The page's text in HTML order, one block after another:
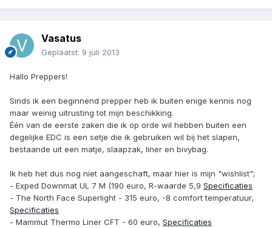
Vasatus
Geplaatst: 9 juli 2013
Hallo Preppers!
Sinds ik een beginnend prepper heb ik buiten enige kennis nog
maar weinig uitrusting tot mijn beschikking.
Één van de eerste zaken die ik op orde wil hebben buiten een
degelijke EDC is een setje die ik gebruiken wil bij het slapen,
bestaande uit een matje, slaapzak, liner en bivybag.
Ik heb het dus nog niet aangeschaft, maar hier is mijn "wishlist";
- Exped Downmat UL 7 M (190 euro, R-waarde 5,9 Specificaties
- The North Face Superlight - 315 euro, -8 comfort temperatuur,
Specificaties
- Mammut Thermo Liner CFT - 60 euro, Specificaties